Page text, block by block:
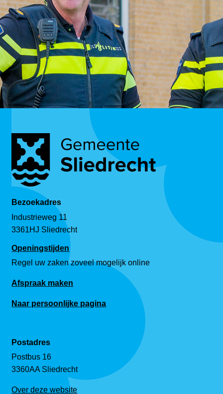
Bezoekadres
Industrieweg 11
3361HJ Sliedrecht
Openingstijden
Regel uw zaken zoveel mogelijk online
Afspraak maken
Naar persoonlijke pagina
Postadres
Postbus 16
3360AA Sliedrecht
Over deze website